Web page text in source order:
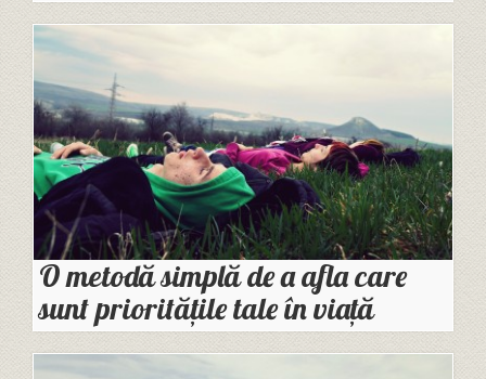
O metodă simplă de a afla care
sunt prioritățile tale în viață